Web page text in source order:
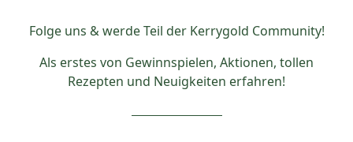
Folge uns & werde Teil der Kerrygold Community!
Als erstes von Gewinnspielen, Aktionen, tollen
Rezepten und Neuigkeiten erfahren!